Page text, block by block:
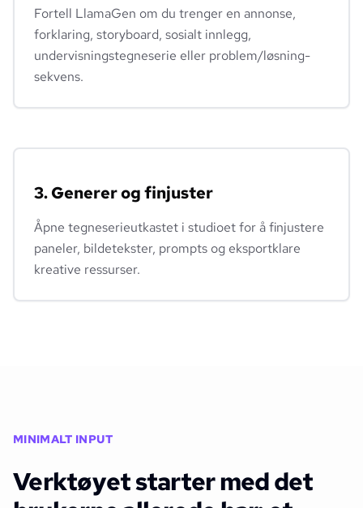
Fortell LlamaGen om du trenger en annonse,
forklaring, storyboard, sosialt innlegg,
undervisningstegneserie eller problem/løsning-
sekvens.
3. Generer og finjuster
Åpne tegneserieutkastet i studioet for å finjustere
paneler, bildetekster, prompts og eksportklare
kreative ressurser.
MINIMALT INPUT
Verktøyet starter med det